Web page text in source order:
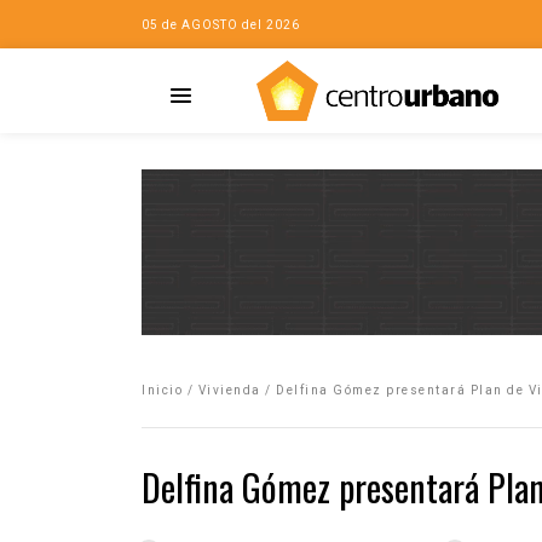
05 de AGOSTO del 2026
Inicio / Vivienda / Delfina Gómez presentará Plan de
Delfina Gómez presentará